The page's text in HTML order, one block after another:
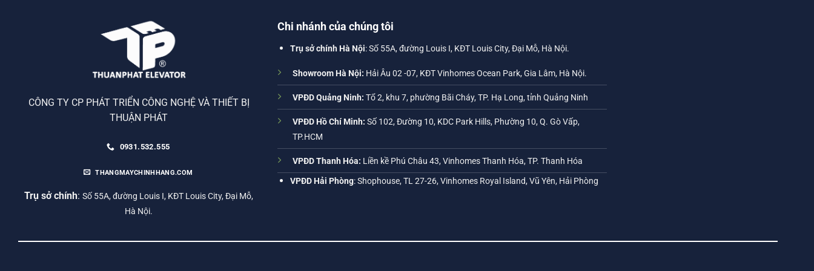
CÔNG TY CP PHÁT TRIỂN CÔNG NGHỆ VÀ THIẾT BỊ
THUẬN PHÁT
0931.532.555
THANGMAYCHINHHANG.COM
Trụ sở chính: Số 55A, đường Louis I, KĐT Louis City, Đại Mỗ,
Hà Nội.
Chi nhánh của chúng tôi
Trụ sở chính Hà Nội: Số 55A, đường Louis I, KĐT Louis City, Đại Mỗ, Hà Nội.
Showroom Hà Nội: Hải Âu 02 -07, KĐT Vinhomes Ocean Park, Gia Lâm, Hà Nội.
VPĐD Quảng Ninh: Tổ 2, khu 7, phường Bãi Cháy, TP. Hạ Long, tỉnh Quảng Ninh
VPĐD Hồ Chí Minh: Số 102, Đường 10, KDC Park Hills, Phường 10, Q. Gò Vấp,
TP.HCM
VPĐD Thanh Hóa: Liền kề Phú Châu 43, Vinhomes Thanh Hóa, TP. Thanh Hóa
VPĐD Hải Phòng: Shophouse, TL 27-26, Vinhomes Royal Island, Vũ Yên, Hải Phòng